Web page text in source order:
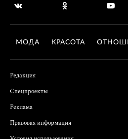
МОДА КРАСОТА
Редакция
Спецпроекты
Реклама
Правовая информация